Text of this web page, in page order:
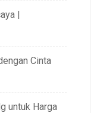
|
Cinta
untuk Harga